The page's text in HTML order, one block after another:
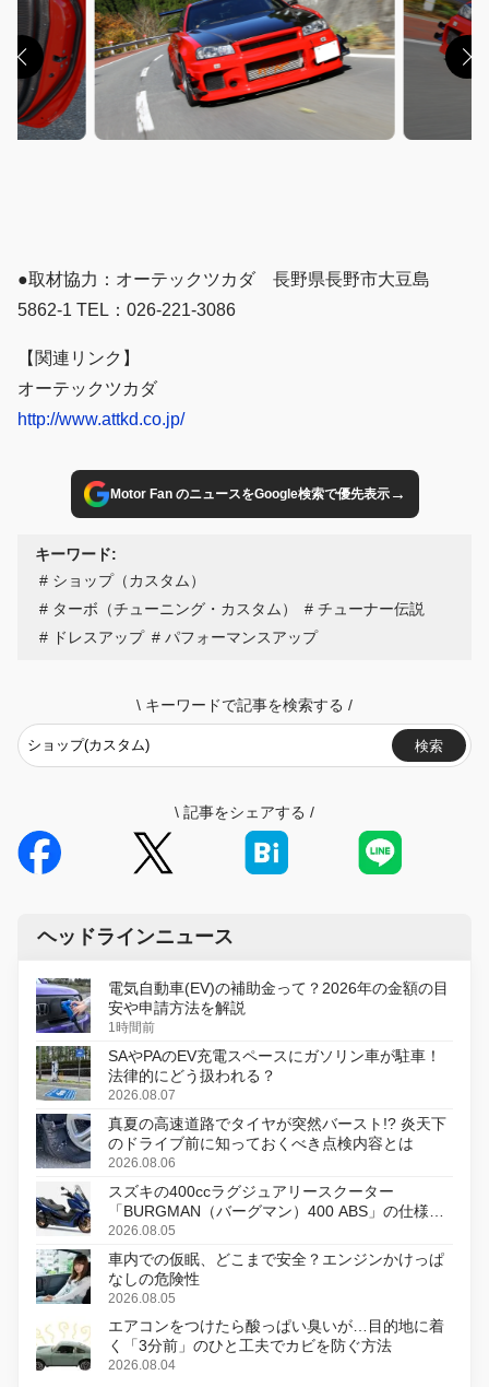
●取材協力：オーテックツカダ 長野県長野市大豆島
5862-1 TEL：026-221-3086
【関連リンク】
オーテックツカダ
http://www.attkd.co.jp/
Motor Fan のニュースをGoogle検索で優先表示→
キーワード:
ショップ（カスタム）
ターボ（チューニング・カスタム）
チューナー伝説
ドレスアップ
パフォーマンスアップ
\ キーワードで記事を検索する /
検索
\ 記事をシェアする /
ヘッドラインニュース
電気自動車(EV)の補助金って？2026年の金額の目
安や申請方法を解説
1時間前
SAやPAのEV充電スペースにガソリン車が駐車！
法律的にどう扱われる？
2026.08.07
真夏の高速道路でタイヤが突然バースト!? 炎天下
のドライブ前に知っておくべき点検内容とは
2026.08.06
スズキの400ccラグジュアリースクーター
「BURGMAN（バーグマン）400 ABS」の仕様を
変更し、8月18日に発売
2026.08.05
車内での仮眠、どこまで安全？エンジンかけっぱ
なしの危険性
2026.08.05
エアコンをつけたら酸っぱい臭いが…目的地に着
く「3分前」のひと工夫でカビを防ぐ方法
2026.08.04